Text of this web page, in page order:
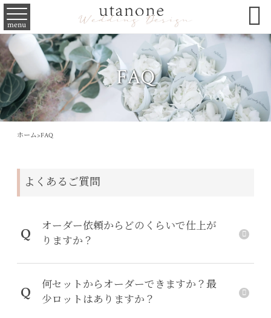
menu 
FAQ
ホーム>FAQ
よくあるご質問
Q
オーダー依頼からどのくらいで仕上が
りますか？
Q
何セットからオーダーできますか？最
少ロットはありますか？